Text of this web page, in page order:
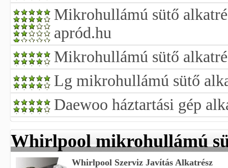
Mikrohullámú sütő
apród.hu
Mikrohullámú sütő
Lg mikrohullámú sütő
Daewoo háztartási gép
Whirlpool mikrohullámú
Whirlpool Szerviz Javítás Alkatrész